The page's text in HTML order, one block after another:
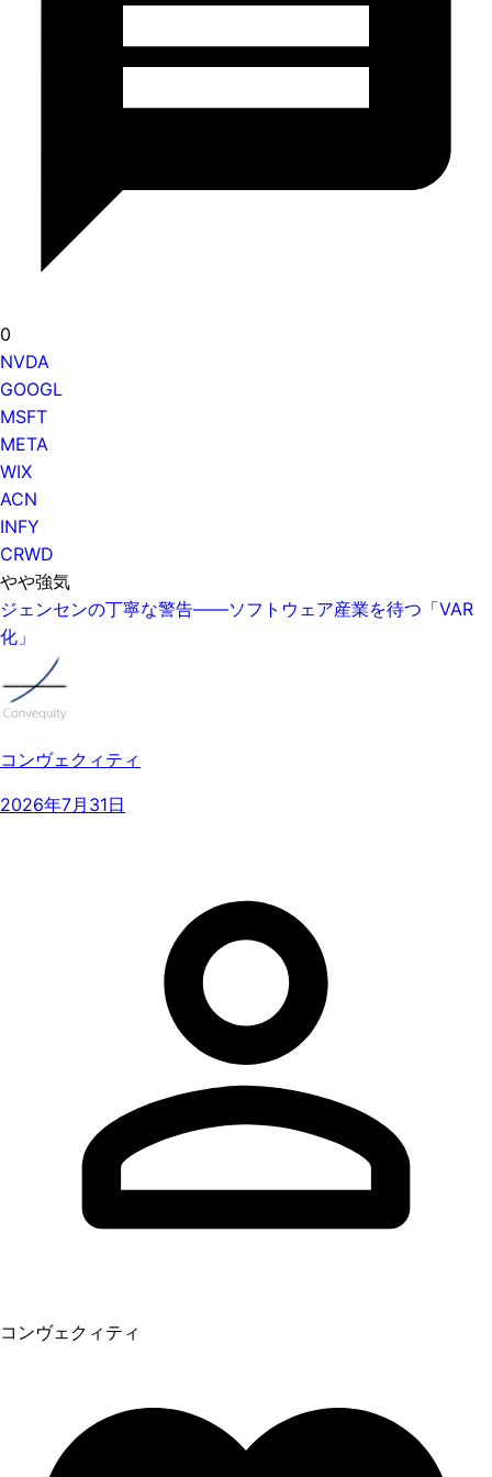
0
NVDA
GOOGL
MSFT
META
WIX
ACN
INFY
CRWD
やや強気
ジェンセンの丁寧な警告——ソフトウェア産業を待つ「VAR
化」
コンヴェクィティ
2026年7月31日
コンヴェクィティ